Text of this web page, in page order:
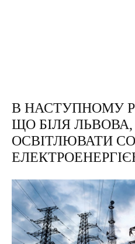
В НАСТУПНОМУ
ЩО БІЛЯ ЛЬВОВА,
ОСВІТЛЮВАТИ